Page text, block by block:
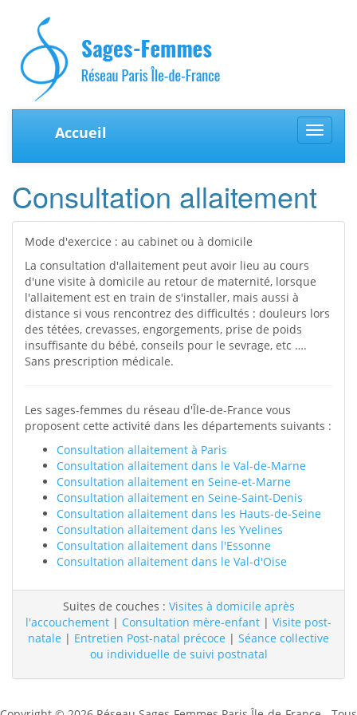
Toggle
Accueil
Consultation allaitement
Mode d'exercice : au cabinet ou à domicile
La consultation d'allaitement peut avoir lieu au cours
d'une visite à domicile au retour de maternité, lorsque
l'allaitement est en train de s'installer, mais aussi à
distance si vous rencontrez des difficultés : douleurs lors
des tétées, crevasses, engorgements, prise de poids
insuffisante du bébé, conseils pour le sevrage, etc ….
Sans prescription médicale.
Les sages-femmes du réseau d'Île-de-France vous
proposent cette activité dans les départements suivants :
Consultation allaitement à Paris
Consultation allaitement dans le Val-de-Marne
Consultation allaitement en Seine-et-Marne
Consultation allaitement en Seine-Saint-Denis
Consultation allaitement dans les Hauts-de-Seine
Consultation allaitement dans les Yvelines
Consultation allaitement dans l'Essonne
Consultation allaitement dans le Val-d'Oise
Suites de couches : Visites à domicile après
l'accouchement | Consultation mère-enfant | Visite post-
natale | Entretien Post-natal précoce | Séance collective
ou individuelle de suivi postnatal